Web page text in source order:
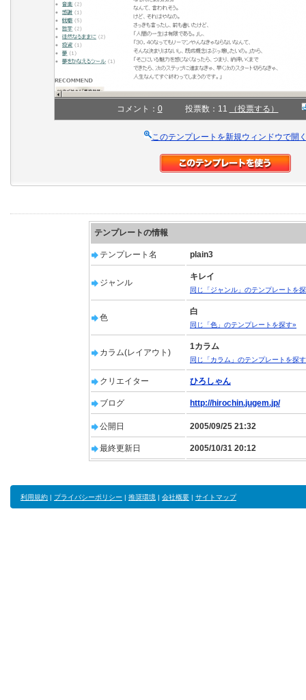
コメント： 0 投票数：11 （投票する）
このテンプレートを新規ウィンドウで開
テンプレートの情報
テンプレート名 plain3
ジャンル
キレイ
同じ「ジャンル」のテンプレートを
色
白
同じ「色」のテンプレートを探す»
カラム(レイアウト)
1カラム
同じ「カラム」のテンプレートを探
クリエイター ひろしゃん
ブログ http://hirochin.jugem.jp/
公開日 2005/09/25 21:32
最終更新日 2005/10/31 20:12
利用規約 | プライバシーポリシー | 推奨環境 | 会社概要 | サイトマップ